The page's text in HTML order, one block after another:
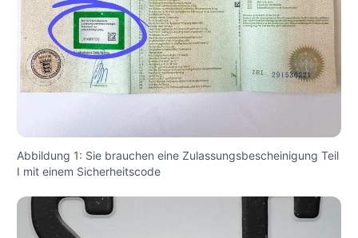
Abbildung 1: Sie brauchen eine Zulassungsbescheinigung Teil
I mit einem Sicherheitscode